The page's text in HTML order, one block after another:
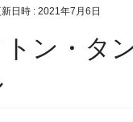
日時 : 2021年7月6日
ン・タ